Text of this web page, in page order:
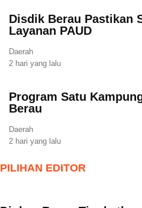
Disdik Berau Pastikan
Layanan PAUD
Daerah
2 hari yang lalu
Program Satu
Berau
Daerah
2 hari yang lalu
PILIHAN EDITOR